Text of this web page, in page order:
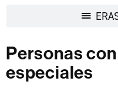
Personas
especiales